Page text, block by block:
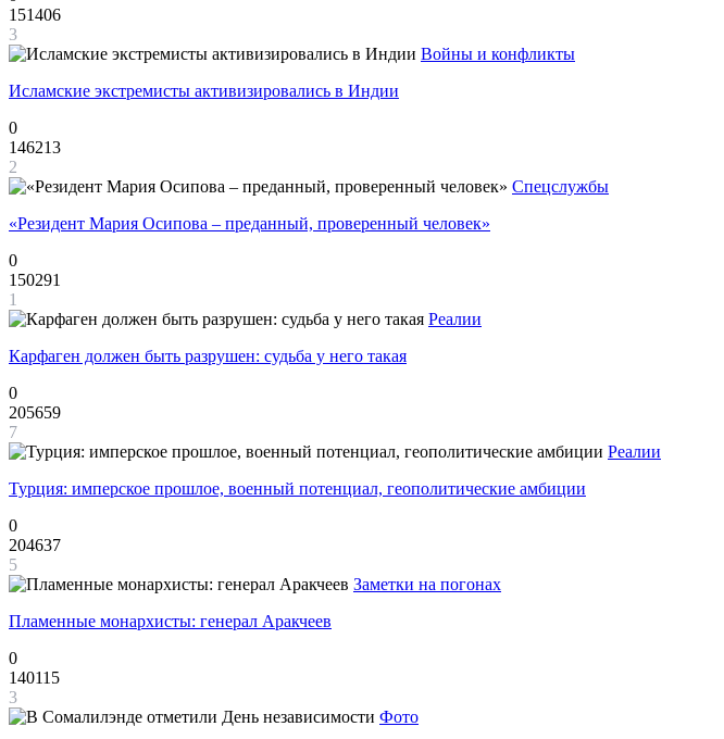
151406
3
Войны и конфликты
Исламские экстремисты активизировались в Индии
0
146213
2
Спецслужбы
«Резидент Мария Осипова – преданный, проверенный человек»
0
150291
1
Реалии
Карфаген должен быть разрушен: судьба у него такая
0
205659
7
Реалии
Турция: имперское прошлое, военный потенциал, геополитические амбиции
0
204637
5
Заметки на погонах
Пламенные монархисты: генерал Аракчеев
0
140115
3
Фото